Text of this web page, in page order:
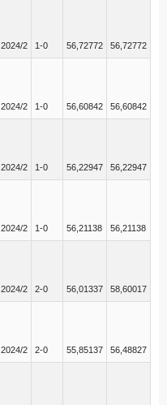
2024/2 1-0 56,72772 56,72772
2024/2 1-0 56,60842 56,60842
2024/2 1-0 56,22947 56,22947
2024/2 1-0 56,21138 56,21138
2024/2 2-0 56,01337 58,60017
2024/2 2-0 55,85137 56,48827